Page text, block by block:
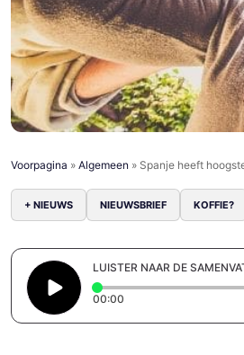
Voorpagina » Algemeen » Spanje heeft
+ NIEUWS NIEUWSBRIEF KOFFIE?
LUISTER NAAR DE
00:00